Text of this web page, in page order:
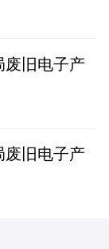
废旧电子产
废旧电子产